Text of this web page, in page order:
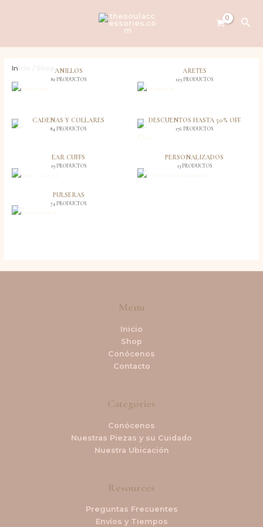
Inicio ANILLOS
81 PRODUCTOS
ARETES
129 PRODUCTOS
CADENAS Y COLLARES
84 PRODUCTOS
DESCUENTOS HASTA 50% OFF
176 PRODUCTOS
EAR CUFFS
19 PRODUCTOS
PERSONALIZADOS
13 PRODUCTOS
PULSERAS
74 PRODUCTOS
Menu
Inicio
Shop
Conócenos
Contacto
Categories
Conócenos
Nuestras Piezas y su Cuidado
Nuestra Ubicación
Resources
Preguntas Frecuentes
Envíos y Tiempos